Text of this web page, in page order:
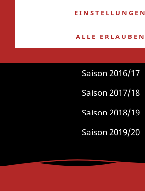
Saison 2013/14
Saison 2014/15
Saison 2016/17
Saison 2017/18
Saison 2018/19
Saison 2019/20
EINSTELLUNGEN
ALLE ERLAUBEN